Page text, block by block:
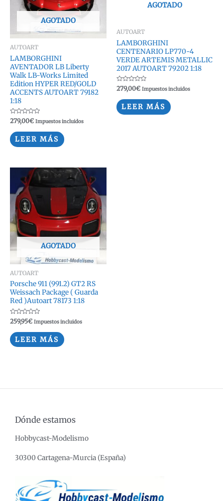
AGOTADO
AUTOART
LAMBORGHINI
AVENTADOR LB Liberty
Walk LB-Works Limited
Edition HYPER RED/GOLD
ACCENTS AUTOART 79182
1:18
Valorado
con
de
5
279,00€ Impuestos incluidos
LEER MÁS
AGOTADO
AUTOART
LAMBORGHINI
CENTENARIO LP770-4
VERDE ARTEMIS METALLIC
2017 AUTOART 79202 1:18
Valorado
con
de
5
279,00€ Impuestos incluidos
LEER MÁS
AGOTADO
AUTOART
Porsche 911 (991.2) GT2 RS
Weissach Package ( Guarda
Red )Autoart 78173 1:18
Valorado
con
de
5
259,95€ Impuestos incluidos
LEER MÁS
Dónde estamos
Hobbycast-Modelismo
30300 Cartagena-Murcia (España)